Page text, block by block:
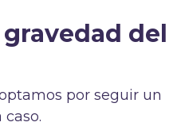
del
por seguir un